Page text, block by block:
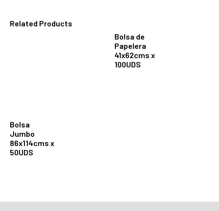
Related Products
Bolsa de
Papelera
41x62cms x
100UDS
Bolsa
Jumbo
86x114cms x
50UDS